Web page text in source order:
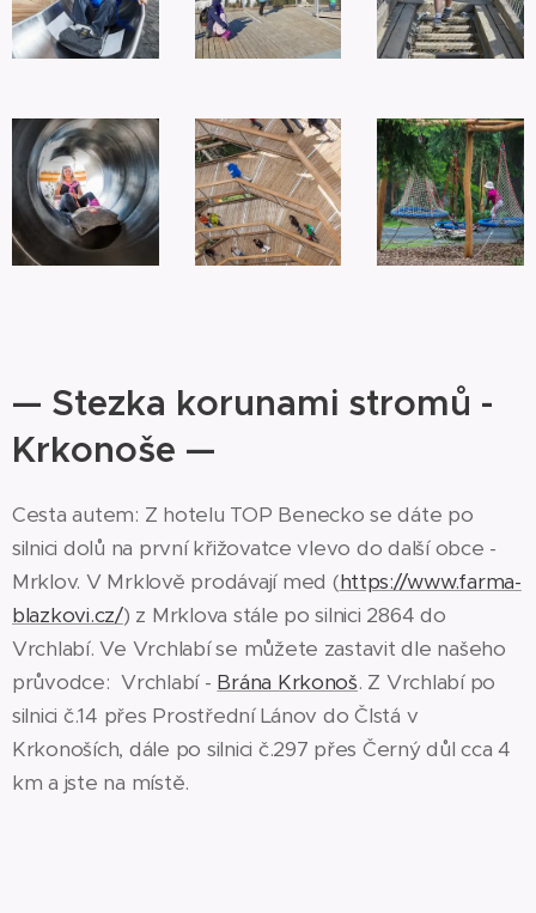
— Stezka korunami stromů -
Krkonoše —
Cesta autem: Z hotelu TOP Benecko se dáte po
silnici dolů na první křižovatce vlevo do další obce -
Mrklov. V Mrklově prodávají med (https://www.farma-
blazkovi.cz/) z Mrklova stále po silnici 2864 do
Vrchlabí. Ve Vrchlabí se můžete zastavit dle našeho
průvodce: Vrchlabí - Brána Krkonoš. Z Vrchlabí po
silnici č.14 přes Prostřední Lánov do ČIstá v
Krkonoších, dále po silnici č.297 přes Černý důl cca 4
km a jste na místě.